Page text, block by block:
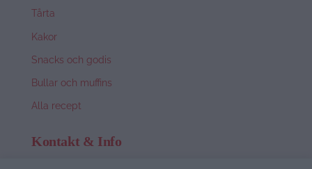
Tårta
Kakor
Snacks och godis
Bullar och muffins
Alla recept
Kontakt & Info